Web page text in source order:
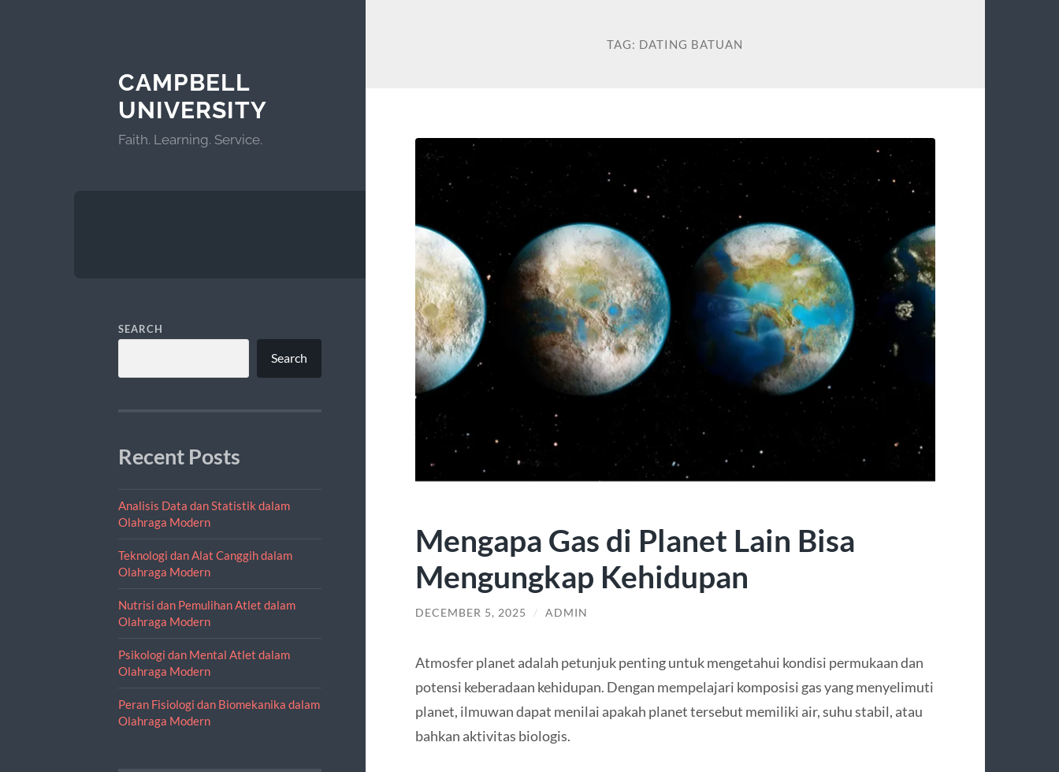
CAMPBELL
UNIVERSITY
Faith. Learning. Service.
SEARCH
Search
Recent Posts
Analisis Data dan Statistik dalam
Olahraga Modern
Teknologi dan Alat Canggih dalam
Olahraga Modern
Nutrisi dan Pemulihan Atlet dalam
Olahraga Modern
Psikologi dan Mental Atlet dalam
Olahraga Modern
Peran Fisiologi dan Biomekanika dalam
Olahraga Modern
TAG: DATING BATUAN
Mengapa Gas di Planet Lain Bisa
Mengungkap Kehidupan
DECEMBER 5, 2025 / ADMIN
Atmosfer planet adalah petunjuk penting untuk mengetahui kondisi permukaan dan
potensi keberadaan kehidupan. Dengan mempelajari komposisi gas yang menyelimuti
planet, ilmuwan dapat menilai apakah planet tersebut memiliki air, suhu stabil, atau
bahkan aktivitas biologis.